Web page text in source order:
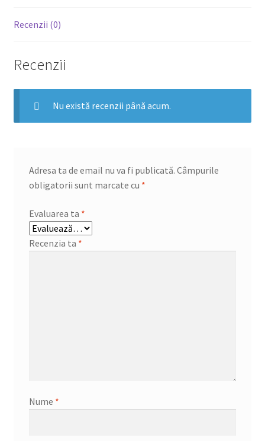
Recenzii (0)
Recenzii
Nu există recenzii până acum.
Adresa ta de email nu va fi publicată. Câmpurile
obligatorii sunt marcate cu *
Evaluarea ta *
Recenzia ta *
Nume *